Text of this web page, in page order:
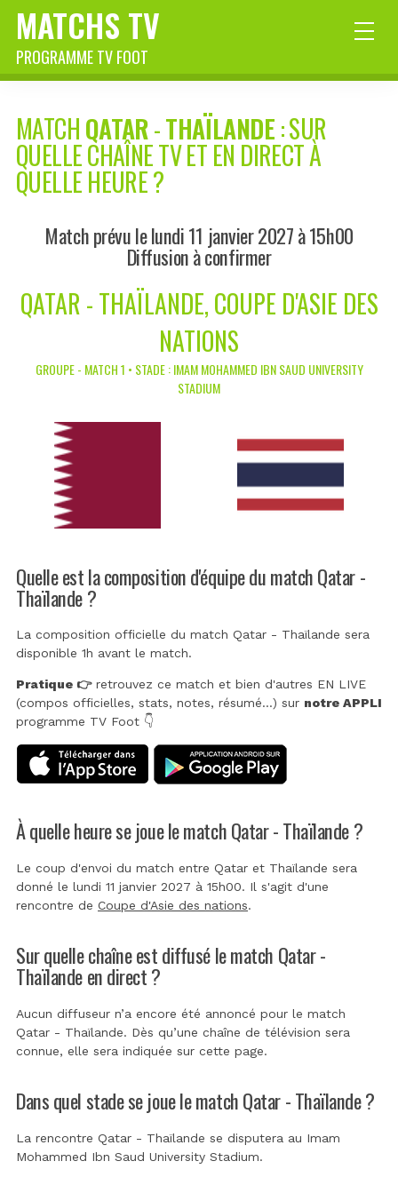
MATCHS TV
PROGRAMME TV FOOT
MATCHQATAR-THAÏLANDE: SUR
QUELLE CHAÎNE TV ET EN DIRECT À
QUELLE HEURE ?
Match prévu le lundi 11 janvier 2027 à 15h00
Diffusion à confirmer
QATAR - THAÏLANDE, COUPE D'ASIE DES
NATIONS
GROUPE - MATCH 1 • STADE : IMAM MOHAMMED IBN SAUD UNIVERSITY
STADIUM
Quelle est la composition d'équipe du match Qatar -
Thaïlande ?
La composition officielle du match Qatar - Thaïlande sera
disponible 1h avant le match.
Pratique 👉retrouvez ce match et bien d'autres EN LIVE
(compos officielles, stats, notes, résumé...) sur notre APPLI
programme TV Foot 👇
À quelle heure se joue le match Qatar - Thaïlande ?
Le coup d'envoi du match entre Qatar et Thaïlande sera
donné le lundi 11 janvier 2027 à 15h00. Il s'agit d'une
rencontre de Coupe d'Asie des nations.
Sur quelle chaîne est diffusé le match Qatar -
Thaïlande en direct ?
Aucun diffuseur n’a encore été annoncé pour le match
Qatar - Thaïlande. Dès qu’une chaîne de télévision sera
connue, elle sera indiquée sur cette page.
Dans quel stade se joue le match Qatar - Thaïlande ?
La rencontre Qatar - Thaïlande se disputera au Imam
Mohammed Ibn Saud University Stadium.